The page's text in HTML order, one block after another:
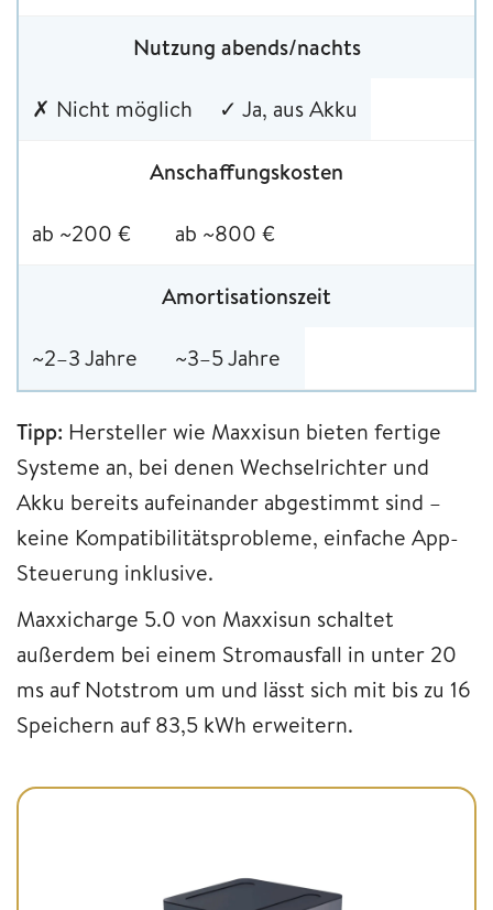
Nutzung abends/nachts
✗ Nicht möglich ✓ Ja, aus Akku
Anschaffungskosten
ab ~200 € ab ~800 €
Amortisationszeit
~2–3 Jahre ~3–5 Jahre
Tipp: Hersteller wie Maxxisun bieten fertige
Systeme an, bei denen Wechselrichter und
Akku bereits aufeinander abgestimmt sind –
keine Kompatibilitätsprobleme, einfache App-
Steuerung inklusive.
Maxxicharge 5.0 von Maxxisun schaltet
außerdem bei einem Stromausfall in unter 20
ms auf Notstrom um und lässt sich mit bis zu 16
Speichern auf 83,5 kWh erweitern.